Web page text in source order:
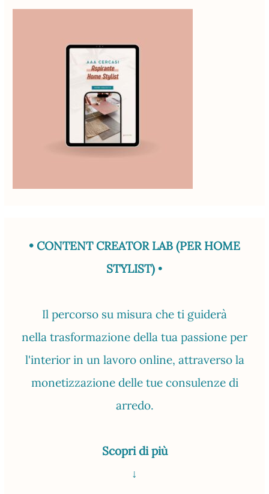
• CONTENT CREATOR LAB (PER HOME
STYLIST) •
Il percorso su misura che ti guiderà
nella trasformazione della tua passione per
l'interior in un lavoro online, attraverso la
monetizzazione delle tue consulenze di
arredo.
Scopri di più
↓